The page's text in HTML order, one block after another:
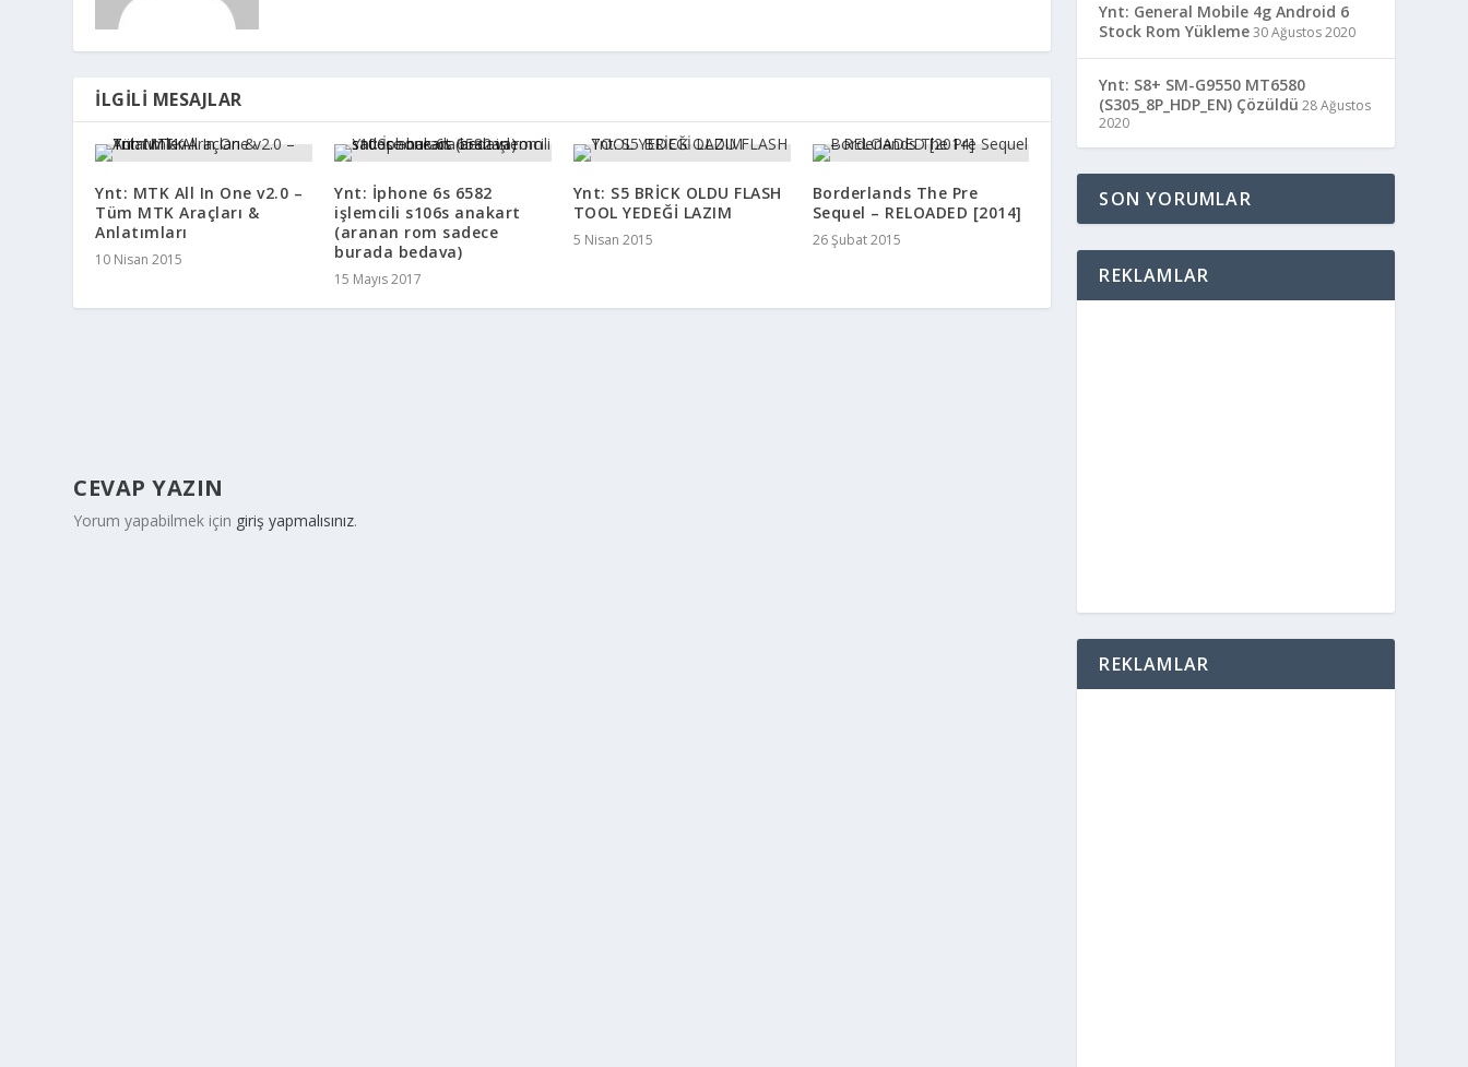
İLGILI MESAJLAR
Ynt: MTK All In One v2.0 –
Tüm MTK Araçları &
Anlatımları
10 Nisan 2015
Ynt: İphone 6s 6582
işlemcili s106s anakart
(aranan rom sadece
burada bedava)
15 Mayıs 2017
Ynt: S5 BRİCK OLDU FLASH
TOOL YEDEĞİ LAZIM
5 Nisan 2015
Borderlands The Pre
Sequel – RELOADED [2014]
26 Şubat 2015
CEVAP YAZIN
Yorum yapabilmek için giriş yapmalısınız.
Ynt: General Mobile 4g Android 6
Stock Rom Yükleme30 Ağustos 2020
Ynt: S8+ SM-G9550 MT6580
(S305_8P_HDP_EN) Çözüldü 28 Ağustos
2020
SON YORUMLAR
REKLAMLAR
REKLAMLAR